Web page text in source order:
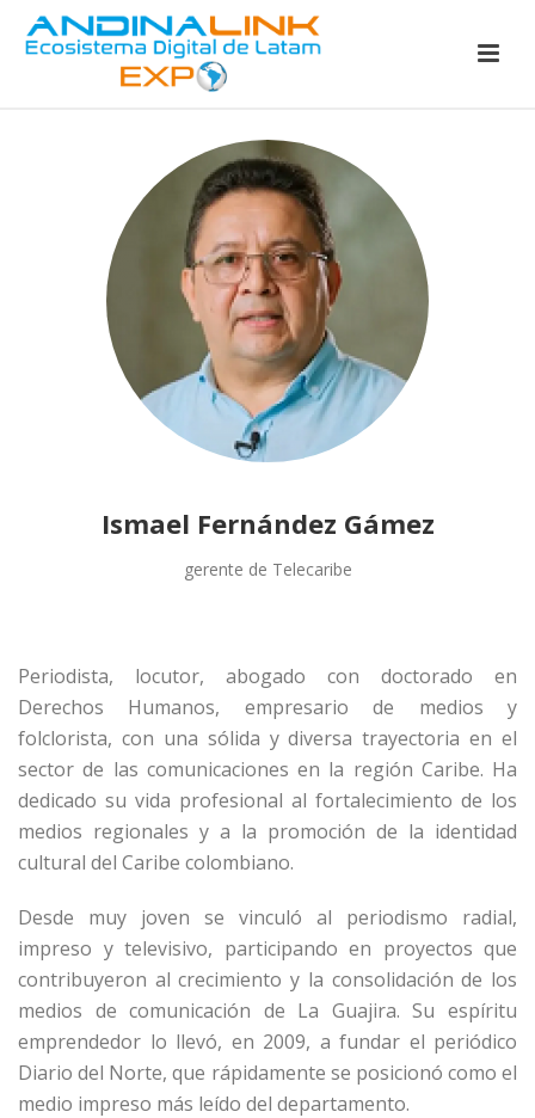
Ismael Fernández Gámez
gerente de Telecaribe
Periodista, locutor, abogado con doctorado en
Derechos Humanos, empresario de medios y
folclorista, con una sólida y diversa trayectoria en el
sector de las comunicaciones en la región Caribe. Ha
dedicado su vida profesional al fortalecimiento de los
medios regionales y a la promoción de la identidad
cultural del Caribe colombiano.
Desde muy joven se vinculó al periodismo radial,
impreso y televisivo, participando en proyectos que
contribuyeron al crecimiento y la consolidación de los
medios de comunicación de La Guajira. Su espíritu
emprendedor lo llevó, en 2009, a fundar el periódico
Diario del Norte, que rápidamente se posicionó como el
medio impreso más leído del departamento.